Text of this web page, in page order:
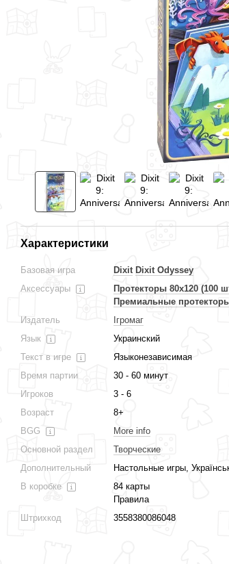
Характеристики
Базовая игра Dixit Dixit Odyssey
Аксессуары
Протекторы 80x120 (100
Премиальные
Издатель
Ігромаг
Язык
Украинский
Текст в игре
Языконезависимая
Время партии
30 - 60 минут
Игроков
3 - 6
Возраст
8+
BGG
More info
Основной раздел
Творческие
Дополнительный
Настольные игры,
В коробке
84 карты
Правила
Штрихкод
3558380086048
Вместе дешевле
Dixit 9: Anniversary (Диксит
9: Юбилейное издание)
849 грн
Dixit 10:
Зеркала)
1 528 грн 1 698 грн